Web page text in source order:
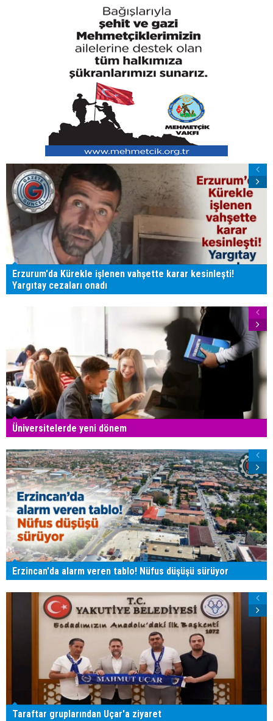
Erzurum'da Kürekle işlenen vahşette karar kesinleşti!
Yargıtay cezaları onadı
Üniversitelerde yeni dönem
Erzincan'da alarm veren tablo! Nüfus düşüşü sürüyor
Taraftar gruplarından Uçar'a ziyaret